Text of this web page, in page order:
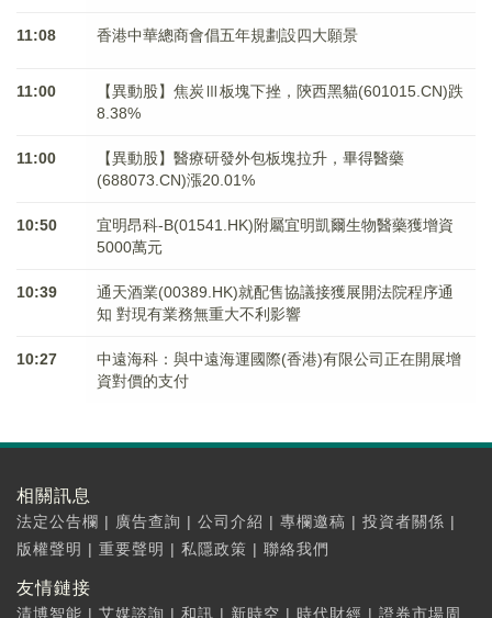
11:08 香港中華總商會倡五年規劃設四大願景
11:00
【異動股】焦炭Ⅲ板塊下挫，陝西黑貓(601015.CN)跌
8.38%
11:00
【異動股】醫療研發外包板塊拉升，畢得醫藥
(688073.CN)漲20.01%
10:50
宜明昂科-B(01541.HK)附屬宜明凱爾生物醫藥獲增資
5000萬元
10:39
通天酒業(00389.HK)就配售協議接獲展開法院程序通
知 對現有業務無重大不利影響
10:27
中遠海科：與中遠海運國際(香港)有限公司正在開展增
資對價的支付
相關訊息
法定公告欄 | 廣告查詢 | 公司介紹 | 專欄邀稿 | 投資者關係 |
版權聲明 | 重要聲明 | 私隱政策 | 聯絡我們
友情鏈接
清博智能 | 艾媒諮詢 | 和訊 | 新時空 | 時代財經 | 證券市場周